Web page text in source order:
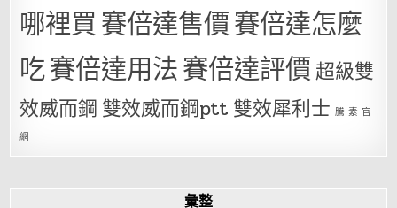
哪裡買賽倍達售價賽倍達怎麼
吃賽倍達用法賽倍達評價超級雙
效威而鋼 雙效威而鋼ptt 雙效犀利士 騰 素 官
網
彙整